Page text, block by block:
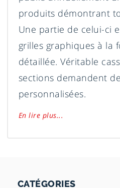
produits démontrant
Une partie de celui-ci
grilles graphiques à la
détaillée. Véritable
sections demandent
personnalisées.
En lire plus...
CATÉGORIES